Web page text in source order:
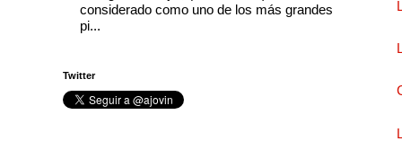
considerado como uno de los más grandes
pi...
Twitter